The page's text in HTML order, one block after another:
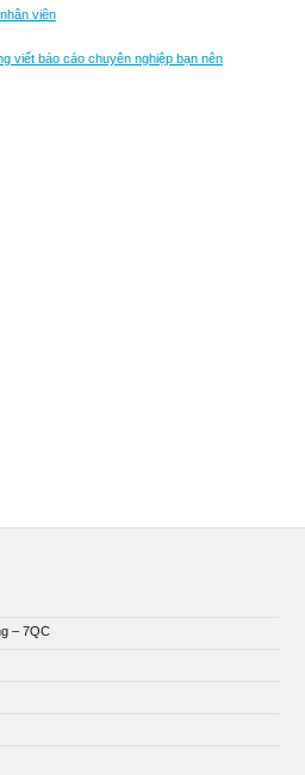
viên
viết báo cáo chuyên nghiệp bạn nên
– 7QC